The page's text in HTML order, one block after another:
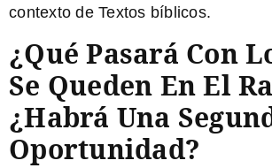
contexto de Textos bíblicos.
¿Qué Pasará Con
Se Queden En El
¿Habrá Una
Oportunidad?